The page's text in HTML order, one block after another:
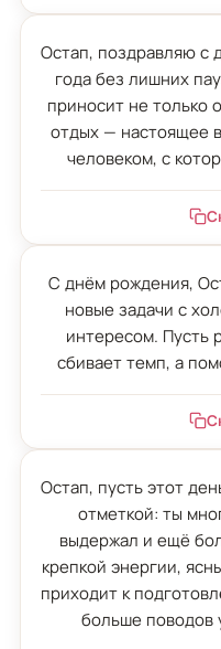
Остап, поздравляю с
года без лишних
приносит не только
отдых — настоящее
человеком, с
С днём рождения,
новые задачи с
интересом. Пусть
сбивает темп, а
Остап, пусть этот
отметкой: ты
выдержал и ещё
крепкой энергии,
приходит к
больше поводов